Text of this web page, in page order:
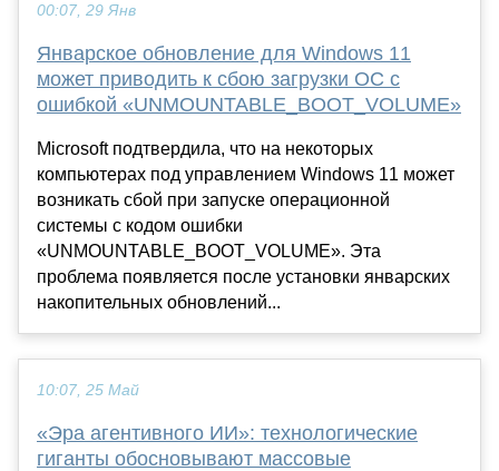
00:07, 29 Янв
Январское обновление для Windows 11
может приводить к сбою загрузки ОС с
ошибкой «UNMOUNTABLE_BOOT_VOLUME»
Microsoft подтвердила, что на некоторых
компьютерах под управлением Windows 11 может
возникать сбой при запуске операционной
системы с кодом ошибки
«UNMOUNTABLE_BOOT_VOLUME». Эта
проблема появляется после установки январских
накопительных обновлений...
10:07, 25 Май
«Эра агентивного ИИ»: технологические
гиганты обосновывают массовые